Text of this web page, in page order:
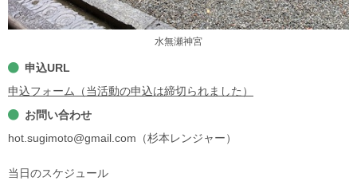
水無瀬神宮
申込URL
申込フォーム（当活動の申込は締切られました）
お問い合わせ
hot.sugimoto@gmail.com（杉本レンジャー）
当日のスケジュール